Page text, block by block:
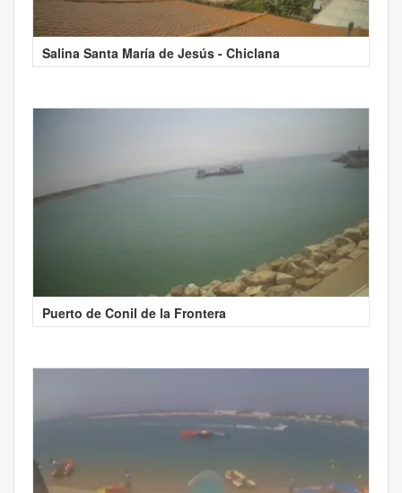
Salina Santa María de Jesús - Chiclana
Puerto de Conil de la Frontera